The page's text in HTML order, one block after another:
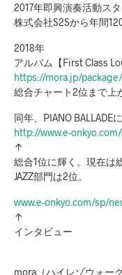
2017年即興演奏活動スタ
株式会社S2Sから年間
2018年
アルバム【First Class
https://mora.jp/
総合チャート2位まで上
同年、PIANO BALLADE
http://www.e-
↑
総合1位に輝く。現在は
JAZZ部門は2位。
www.e-onkyo.com/sp/
↑
インタビュー
mora（ハイレゾウォー